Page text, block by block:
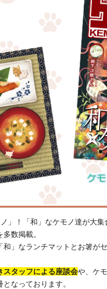
」！「和」なケモノ達が大集
数掲載。
」なランチマットとお箸が
スタッフによる座談会や、ケ
なっております。